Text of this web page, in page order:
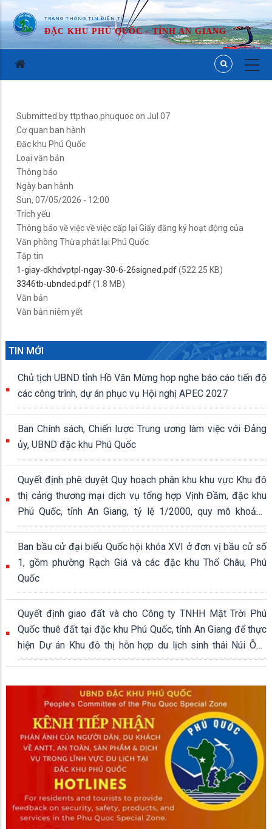
TRANG THÔNG TIN ĐIỆN TỬ
ĐẶC KHU PHÚ QUỐC - TỈNH AN GIANG
Submitted byttpthao.phuquocon Jul 07
Cơ quan ban hành
Đặc khu Phú Quốc
Loại văn bản
Thông báo
Ngày ban hành
Sun, 07/05/2026 - 12:00
Trích yếu
Thông báo về việc về việc cấp lại Giấy đăng ký hoạt động của
Văn phòng Thừa phát lại Phú Quốc
Tập tin
1-giay-dkhdvptpl-ngay-30-6-26signed.pdf(522.25 KB)
3346tb-ubnded.pdf(1.8 MB)
Văn bản
Văn bản niêm yết
TIN MỚI
Chủ tịch UBND tỉnh Hồ Văn Mừng họp nghe báo cáo tiến độ
các công trình, dự án phục vụ Hội nghị APEC 2027
Ban Chính sách, Chiến lược Trung ương làm việc với Đảng
ủy, UBND đặc khu Phú Quốc
Quyết định phê duyệt Quy hoạch phân khu khu vực Khu đô
thị cảng thương mại dịch vụ tổng hợp Vịnh Đầm, đặc khu
Phú Quốc, tỉnh An Giang, tỷ lệ 1/2000, quy mô khoảng
339,04 ha
Ban bầu cử đại biểu Quốc hội khóa XVI ở đơn vị bầu cử số
1, gồm phường Rạch Giá và các đặc khu Thổ Châu, Phú
Quốc
Quyết định giao đất và cho Công ty TNHH Mặt Trời Phú
Quốc thuê đất tại đặc khu Phú Quốc, tỉnh An Giang để thực
hiện Dự án Khu đô thị hỗn hợp du lịch sinh thái Núi Ông
Quán